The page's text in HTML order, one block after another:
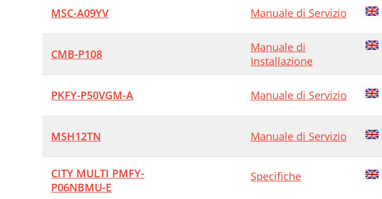
MSC-A09YV Manuale di Servizio
CMB-P108
Manuale di
Installazione
PKFY-P50VGM-A Manuale di Servizio
MSH12TN Manuale di Servizio
CITY MULTI PMFY-
P06NBMU-E
Specifiche